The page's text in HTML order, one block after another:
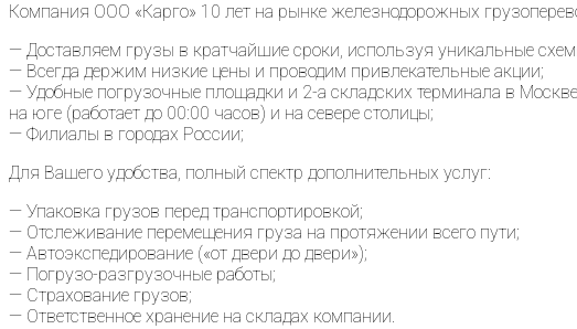
Компания ООО «Карго» 10 лет на рынке железнодорожных
— Доставляем грузы в кратчайшие сроки, используя уникальные
— Всегда держим низкие цены и проводим привлекательные акции;
— Удобные погрузочные площадки и 2-а складских терминала в
на юге (работает до 00:00 часов) и на севере столицы;
— Филиалы в городах России;
Для Вашего удобства, полный спектр дополнительных услуг:
— Упаковка грузов перед транспортировкой;
— Отслеживание перемещения груза на протяжении всего пути;
— Автоэкспедирование («от двери до двери»);
— Погрузо-разгрузочные работы;
— Страхование грузов;
— Ответственное хранение на складах компании.